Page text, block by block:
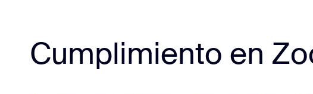
IA de Zoom Phone
Cumplimiento en